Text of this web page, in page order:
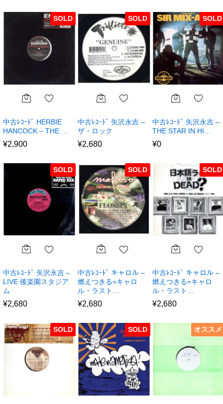
SOLD
中古ﾚｺｰﾄﾞ HERBIE
HANCOCK – THE …
¥2,900
SOLD
中古ﾚｺｰﾄﾞ 矢沢永吉 –
ザ・ロック
¥2,680
SOLD
中古ﾚｺｰﾄﾞ 矢沢永吉 –
THE STAR IN HI…
¥0
SOLD
中古ﾚｺｰﾄﾞ 矢沢永吉 –
LIVE 後楽園スタジア
ム
¥2,680
SOLD
中古ﾚｺｰﾄﾞ キャロル –
燃えつきる=キャロ
ル・ラスト…
¥2,680
SOLD
中古ﾚｺｰﾄﾞ キャロル –
燃えつきる=キャロ
ル・ラスト…
¥2,680
SOLD SOLD オススメ